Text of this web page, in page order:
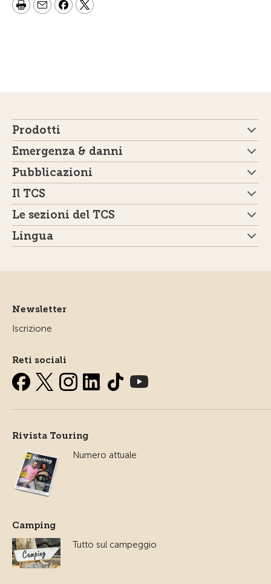
Prodotti
Emergenza & danni
Pubblicazioni
Il TCS
Le sezioni del TCS
Lingua
Newsletter
Iscrizione
Reti sociali
Rivista Touring
Numero attuale
Camping
Tutto sul campeggio